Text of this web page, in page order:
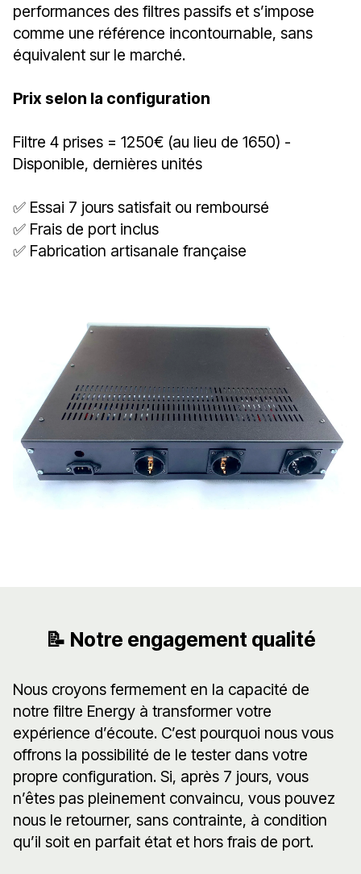
performances des filtres passifs et s’impose
comme une référence incontournable, sans
équivalent sur le marché.
Prix selon la configuration
Filtre 4 prises = 1250€ (au lieu de 1650) -
Disponible, dernières unités
✅ Essai 7 jours satisfait ou remboursé
✅ Frais de port inclus
✅ Fabrication artisanale française
📝 Notre engagement qualité
Nous croyons fermement en la capacité de
notre filtre Energy à transformer votre
expérience d’écoute. C’est pourquoi nous vous
offrons la possibilité de le tester dans votre
propre configuration. Si, après 7 jours, vous
n’êtes pas pleinement convaincu, vous pouvez
nous le retourner, sans contrainte, à condition
qu’il soit en parfait état et hors frais de port.